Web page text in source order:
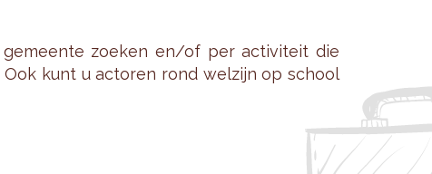
zoe­ken en/of per ac­ti­vi­teit die
kunt u ac­to­ren rond wel­zijn op school